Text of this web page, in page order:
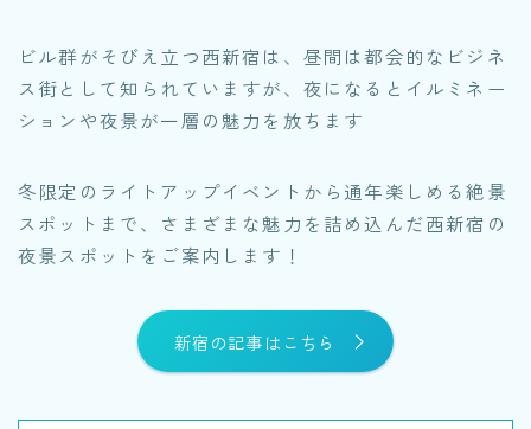
ビル群がそびえ立つ西新宿は、昼間は都会的なビジネ
ス街として知られていますが、夜になるとイルミネー
ションや夜景が一層の魅力を放ちます
冬限定のライトアップイベントから通年楽しめる絶景
スポットまで、さまざまな魅力を詰め込んだ西新宿の
夜景スポットをご案内します！
新宿の記事はこちら